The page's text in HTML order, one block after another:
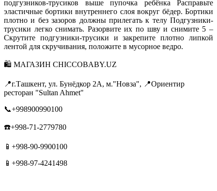
подгузников-трусиков выше пупочка ребёнка Расправьте
эластичные бортики внутреннего слоя вокруг бёдер. Бортики
плотно и без зазоров должны прилегать к телу Подгузники-
трусики легко снимать. Разорвите их по шву и снимите 5 –
Скрутите подгузники-трусики и закрепите плотно липкой
лентой для скручивания, положите в мусорное ведро.
🛍 МАГАЗИН CHICCOBABY.UZ
📍г.Ташкент, ул. Бунёдкор 2А, м."Новза", 📍Ориентир
ресторан "Sultan Ahmet"
📞+998900990100
☎️+998-71-2779780
📱+998-90-9900100
📱+998-97-4241498